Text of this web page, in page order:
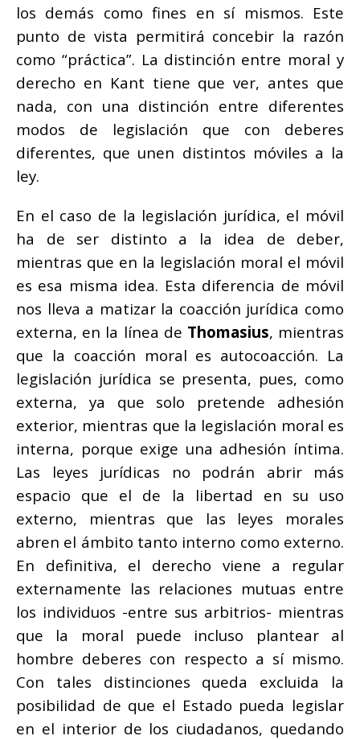
los demás como fines en sí mismos. Este
punto de vista permitirá concebir la razón
como “práctica”. La distinción entre moral y
derecho en Kant tiene que ver, antes que
nada, con una distinción entre diferentes
modos de legislación que con deberes
diferentes, que unen distintos móviles a la
ley.
En el caso de la legislación jurídica, el móvil
ha de ser distinto a la idea de deber,
mientras que en la legislación moral el móvil
es esa misma idea. Esta diferencia de móvil
nos lleva a matizar la coacción jurídica como
externa, en la línea de Thomasius, mientras
que la coacción moral es autocoacción. La
legislación jurídica se presenta, pues, como
externa, ya que solo pretende adhesión
exterior, mientras que la legislación moral es
interna, porque exige una adhesión íntima.
Las leyes jurídicas no podrán abrir más
espacio que el de la libertad en su uso
externo, mientras que las leyes morales
abren el ámbito tanto interno como externo.
En definitiva, el derecho viene a regular
externamente las relaciones mutuas entre
los individuos -entre sus arbitrios- mientras
que la moral puede incluso plantear al
hombre deberes con respecto a sí mismo.
Con tales distinciones queda excluida la
posibilidad de que el Estado pueda legislar
en el interior de los ciudadanos, quedando